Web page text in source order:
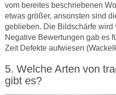
vom bereites beschriebenen
etwas größer, ansonsten sind
geblieben. Die Bildschärfe wird
Negative Bewertungen gab es
Zeit Defekte aufwiesen
Welche Arten von
gibt es?